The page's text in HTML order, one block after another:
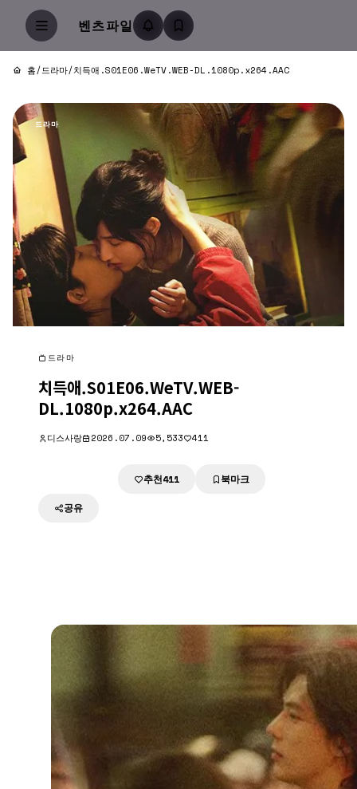
벤츠파일
홈/드라마/치득애.S01E06.WeTV.WEB-DL.1080p.x264.AAC
드라마
드라마
치득애.S01E06.WeTV.WEB-
DL.1080p.x264.AAC
디스사랑 2026.07.09 5,533 411
추천411 북마크
공유